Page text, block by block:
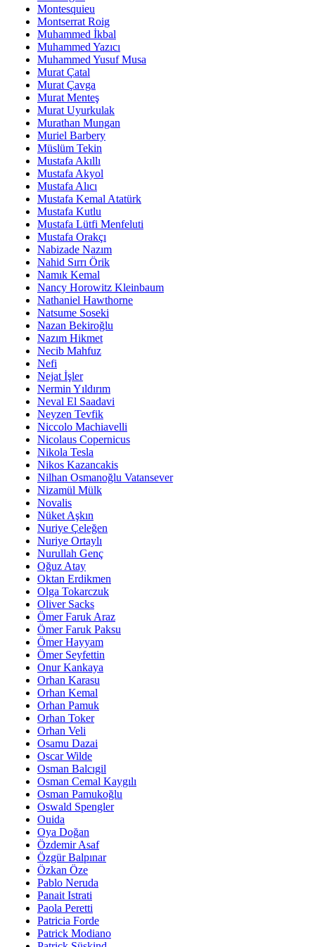
Montesquieu
Montserrat Roig
Muhammed İkbal
Muhammed Yazıcı
Muhammed Yusuf Musa
Murat Çatal
Murat Çavga
Murat Menteş
Murat Uyurkulak
Murathan Mungan
Muriel Barbery
Müslüm Tekin
Mustafa Akıllı
Mustafa Akyol
Mustafa Alıcı
Mustafa Kemal Atatürk
Mustafa Kutlu
Mustafa Lütfi Menfeluti
Mustafa Orakçı
Nabizade Nazım
Nahid Sırrı Örik
Namık Kemal
Nancy Horowitz Kleinbaum
Nathaniel Hawthorne
Natsume Soseki
Nazan Bekiroğlu
Nazım Hikmet
Necib Mahfuz
Nefi
Nejat İşler
Nermin Yıldırım
Neval El Saadavi
Neyzen Tevfik
Niccolo Machiavelli
Nicolaus Copernicus
Nikola Tesla
Nikos Kazancakis
Nilhan Osmanoğlu Vatansever
Nizamül Mülk
Novalis
Nüket Aşkın
Nuriye Çeleğen
Nuriye Ortaylı
Nurullah Genç
Oğuz Atay
Oktan Erdikmen
Olga Tokarczuk
Oliver Sacks
Ömer Faruk Araz
Ömer Faruk Paksu
Ömer Hayyam
Ömer Seyfettin
Onur Kankaya
Orhan Karasu
Orhan Kemal
Orhan Pamuk
Orhan Toker
Orhan Veli
Osamu Dazai
Oscar Wilde
Osman Balcıgil
Osman Cemal Kaygılı
Osman Pamukoğlu
Oswald Spengler
Ouida
Oya Doğan
Özdemir Asaf
Özgür Balpınar
Özkan Öze
Pablo Neruda
Panait Istrati
Paola Peretti
Patricia Forde
Patrick Modiano